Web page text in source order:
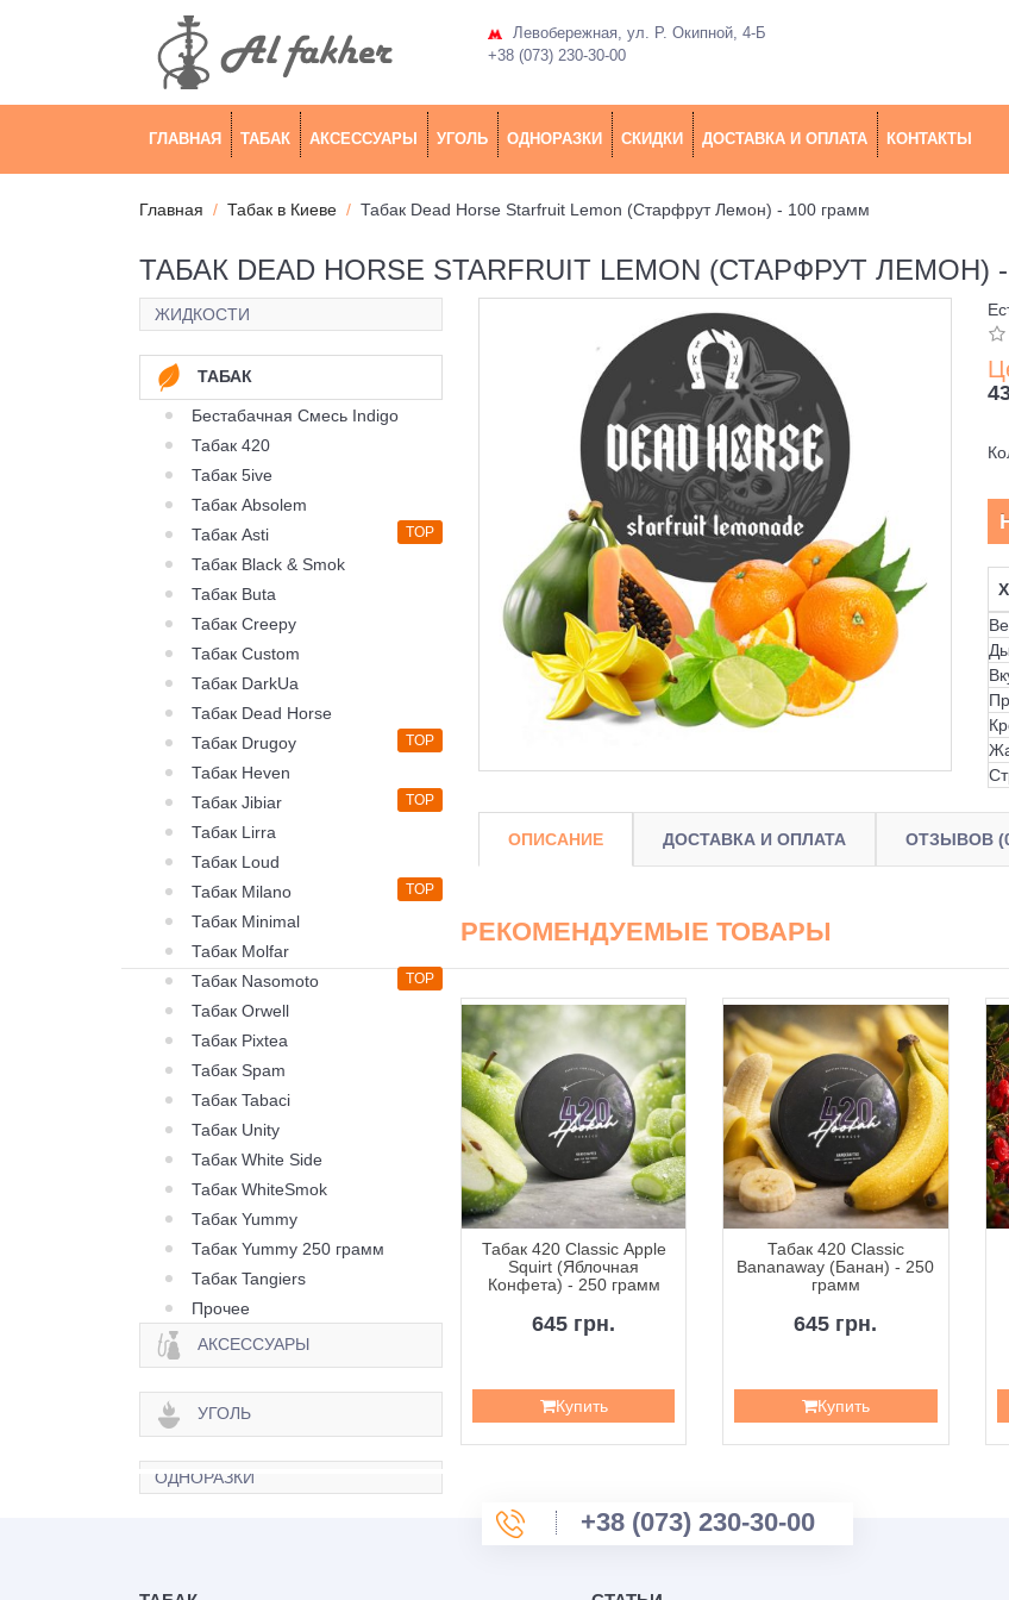
Левобережная, ул. Р. Окипной, 4-Б
+38 (073) 230-30-00
ГЛАВНАЯ ТАБАК АКСЕССУАРЫ УГОЛЬ ОДНОРАЗКИ СКИДКИ ДОСТАВКА И ОПЛАТА КОНТАКТЫ
Главная Табак в Киеве Табак Dead Horse Starfruit Lemon (Старфрут Лемон) - 100 грамм
ТАБАК DEAD HORSE STARFRUIT LEMON (СТАРФРУТ ЛЕМОН)
ЖИДКОСТИ
ТАБАК
Бестабачная Смесь Indigo
Табак 420
Табак 5ive
Табак Absolem
Табак Asti
TOP
Табак Black & Smok
Табак Buta
Табак Creepy
Табак Custom
Табак DarkUa
Табак Dead Horse
Табак Drugoy
TOP
Табак Heven
Табак Jibiar
TOP
Табак Lirra
Табак Loud
Табак Milano
TOP
Табак Minimal
Табак Molfar
Табак Nasomoto
TOP
Табак Orwell
Табак Pixtea
Табак Spam
Табак Tabaci
Табак Unity
Табак White Side
Табак WhiteSmok
Табак Yummy
Табак Yummy 250 грамм
Табак Tangiers
Прочее
АКСЕССУАРЫ
УГОЛЬ
ОДНОРАЗКИ
ОПИСАНИЕ ДОСТАВКА И ОПЛАТА ОТЗЫВОВ
РЕКОМЕНДУЕМЫЕ ТОВАРЫ
Табак 420 Classic Frost
Зен) - 100 грамм
335 грн.
Табак 420 Classic Apple
Squirt (Яблочная
Конфета) - 250 грамм
645 грн.
Купить
Табак 420 Classic
Bananaway (Банан) - 250
грамм
645 грн.
Купить
+38 (073) 230-30-00